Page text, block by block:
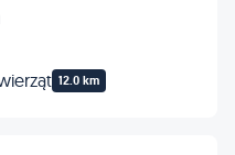
12.0 km